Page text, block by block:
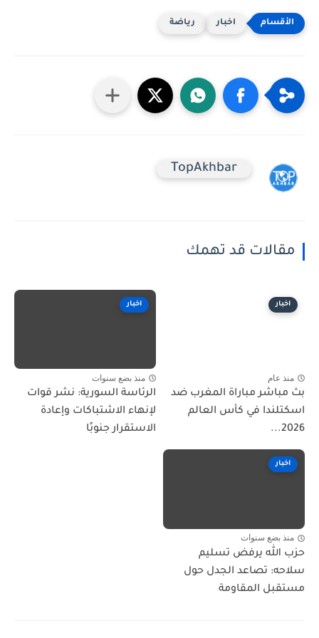
اخبار رياضة
TopAkhbar
مقالات قد تهمك
اخبار
منذ عام
بث مباشر مباراة المغرب ضد
اسكتلندا في كأس العالم
2026...
اخبار
منذ بضع سنوات
الرئاسة السورية: نشر قوات
لإنهاء الاشتباكات وإعادة
الاستقرار جنوبًا
اخبار
منذ بضع سنوات
حزب الله يرفض تسليم
سلاحه: تصاعد الجدل حول
مستقبل المقاومة